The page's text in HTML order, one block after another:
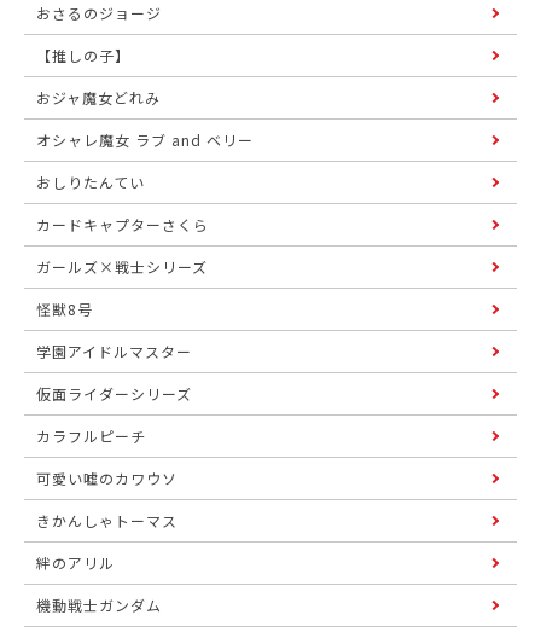
おさるのジョージ
【推しの子】
おジャ魔女どれみ
オシャレ魔女 ラブ and ベリー
おしりたんてい
カードキャプターさくら
ガールズ×戦士シリーズ
怪獣8号
学園アイドルマスター
仮面ライダーシリーズ
カラフルピーチ
可愛い嘘のカワウソ
きかんしゃトーマス
絆のアリル
機動戦士ガンダム